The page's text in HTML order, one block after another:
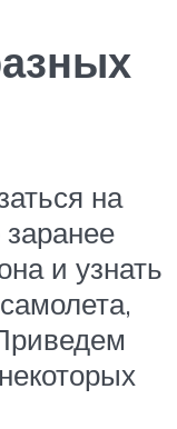
на
и узнать